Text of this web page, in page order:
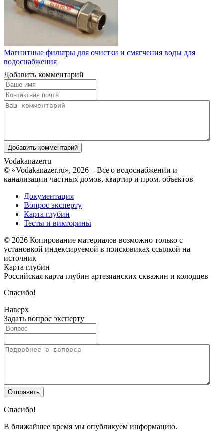
Магнитные фильтры для очистки и смягчения воды для
водоснабжения
Добавить комментарий
Vodakanazerru
© «Vodakanazer.ru», 2026 – Все о водоснабжении и
канализации частных домов, квартир и пром. объектов
Документация
Вопрос эксперту
Карта глубин
Тесты и викторины
© 2026 Копирование материалов возможно только с
установкой индексируемой в поисковиках ссылкой на
источник
Карта глубин
Российская карта глубин артезианских скважин и колодцев
Спасибо!
Наверх
Задать вопрос эксперту
Спасибо!
В ближайшее время мы опубликуем информацию.